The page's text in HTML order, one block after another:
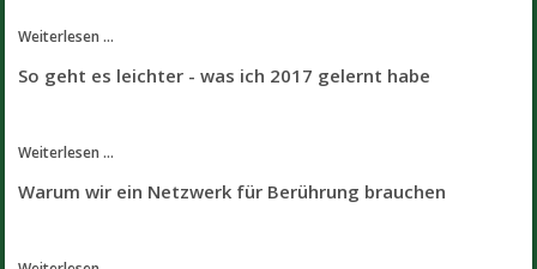
Weiterlesen ...
So geht es leichter - was ich 2017 gelernt habe
Weiterlesen ...
Warum wir ein Netzwerk für Berührung brauchen